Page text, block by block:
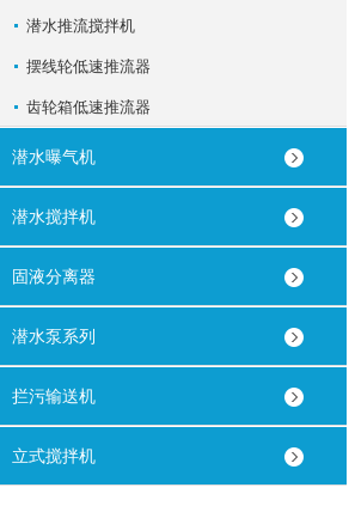
潜水推流搅拌机
摆线轮低速推流器
齿轮箱低速推流器
潜水曝气机
潜水搅拌机
固液分离器
潜水泵系列
拦污输送机
立式搅拌机